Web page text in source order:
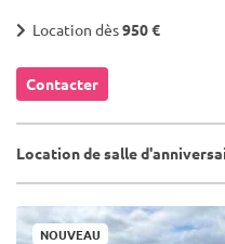
Location dès950 €
Contacter
Location de salle
NOUVEAU